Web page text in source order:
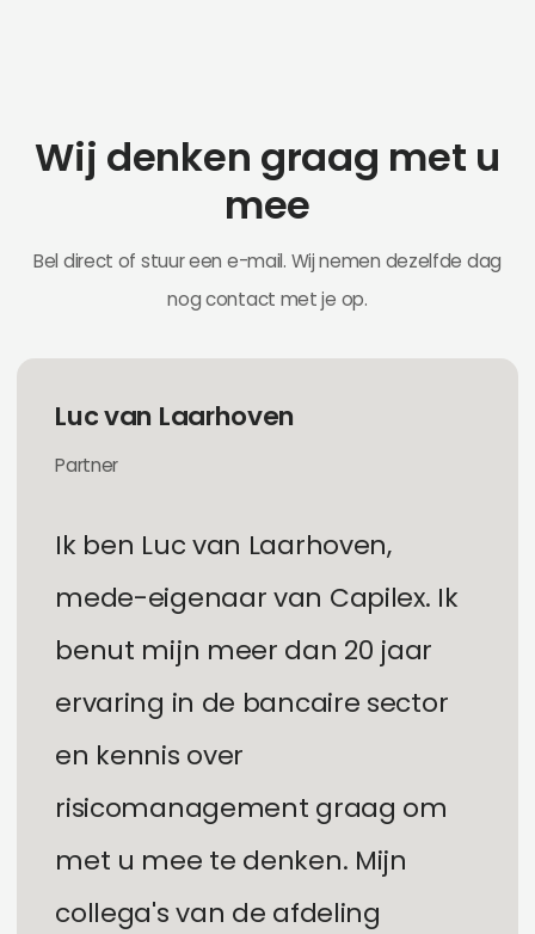
Wij denken graag met u
mee
Bel direct of stuur een e-mail. Wij nemen dezelfde dag
nog contact met je op.
Lucvan Laarhoven
Partner
Ik ben Lucvan Laarhoven,
mede-eigenaarvan Capilex. Ik
benut mijn meer dan 20 jaar
ervaring in de bancaire sector
en kennis over
risicomanagement graag om
met u mee te denken. Mijn
collega's van de afdeling